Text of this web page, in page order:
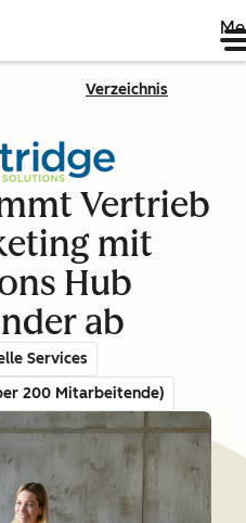
Verzeichnis
Vertrieb
mit
Hub
ab
Services
200 Mitarbeitende)